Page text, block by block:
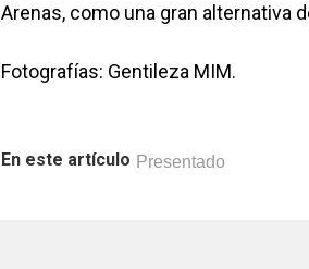
Arenas, como una gran alternativa
Fotografías: Gentileza MIM.
En este artículo Presentado